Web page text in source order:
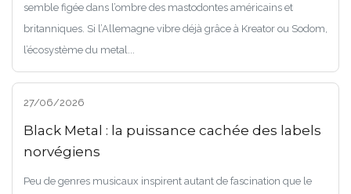
semble figée dans l’ombre des mastodontes américains et
britanniques. Si l’Allemagne vibre déjà grâce à Kreator ou Sodom,
l’écosystème du metal...
27/06/2026
Black Metal : la puissance cachée des labels
norvégiens
Peu de genres musicaux inspirent autant de fascination que le